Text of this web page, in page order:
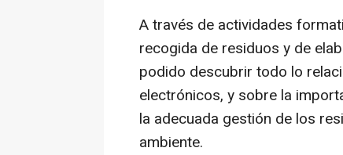
A través de actividades
recogida de residuos y de
podido descubrir todo lo
electrónicos, y sobre la
la adecuada gestión de los
ambiente.